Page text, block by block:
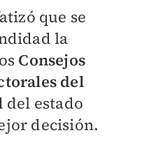
que se
la
Consejos
del
del estado
decisión.